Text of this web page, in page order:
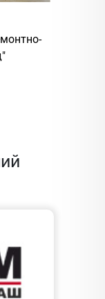
viesasis